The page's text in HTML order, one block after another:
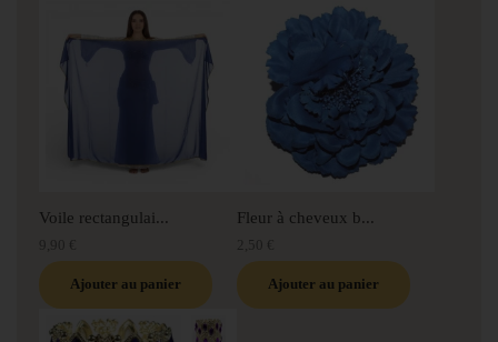
Voile rectangulai...
9,90 €
Ajouter au panier
Fleur à cheveux b...
2,50 €
Ajouter au panier